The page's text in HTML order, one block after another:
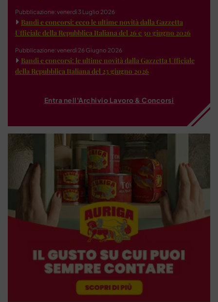
Pubblicazione: venerdì 3 Luglio 2026
Bandi e concorsi: ecco le ultime novità dalla Gazzetta
Ufficiale della Repubblica Italiana del 26 e 30 giugno 2026
Pubblicazione: venerdì 26 Giugno 2026
Bandi e concorsi: le ultime novità dalla Gazzetta Ufficiale
della Repubblica Italiana del 23 giugno 2026
Entra nell'Archivio Lavoro & Concorsi